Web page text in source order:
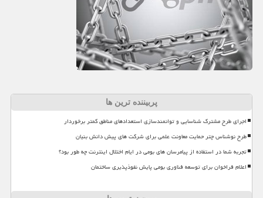
پربیننده ترین ها
اجرای طرح مشترک شناسایی و توانمندسازی استعدادهای مناطق کمتر برخوردار
طرح نوشناس چتر حمایت معاونت علمی برای شرکت های پیش دانش بنیان
تجربه شما در استفاده از پیامرسان های بومی در ایام اختلال اینترنت چه طور بود؟
اعلام فراخوان برای توسعه فناوری بومی پایش نفوذپذیری ساختمان